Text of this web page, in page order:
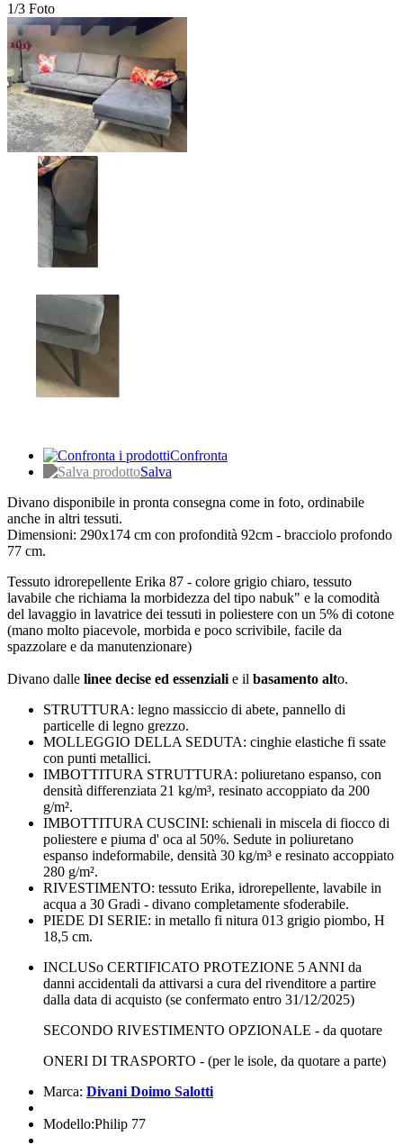
1/3 Foto
Confronta
Salva
Divano disponibile in pronta consegna come in foto, ordinabile
anche in altri tessuti.
Dimensioni: 290x174 cm con profondità 92cm - bracciolo profondo
77 cm.
Tessuto idrorepellente Erika 87 - colore grigio chiaro, tessuto
lavabile che richiama la morbidezza del tipo nabuk" e la comodità
del lavaggio in lavatrice dei tessuti in poliestere con un 5% di cotone
(mano molto piacevole, morbida e poco scrivibile, facile da
spazzolare e da manutenzionare)
Divano dalle linee decise ed essenziali e il basamento alto.
STRUTTURA: legno massiccio di abete, pannello di
particelle di legno grezzo.
MOLLEGGIO DELLA SEDUTA: cinghie elastiche fi ssate
con punti metallici.
IMBOTTITURA STRUTTURA: poliuretano espanso, con
densità differenziata 21 kg/m³, resinato accoppiato da 200
g/m².
IMBOTTITURA CUSCINI: schienali in miscela di fiocco di
poliestere e piuma d' oca al 50%. Sedute in poliuretano
espanso indeformabile, densità 30 kg/m³ e resinato accoppiato
280 g/m².
RIVESTIMENTO: tessuto Erika, idrorepellente, lavabile in
acqua a 30 Gradi - divano completamente sfoderabile.
PIEDE DI SERIE: in metallo fi nitura 013 grigio piombo, H
18,5 cm.
INCLUSo CERTIFICATO PROTEZIONE 5 ANNI da
danni accidentali da attivarsi a cura del rivenditore a partire
dalla data di acquisto (se confermato entro 31/12/2025)
SECONDO RIVESTIMENTO OPZIONALE - da quotare
ONERI DI TRASPORTO - (per le isole, da quotare a parte)
Marca: Divani Doimo Salotti
Modello:Philip 77